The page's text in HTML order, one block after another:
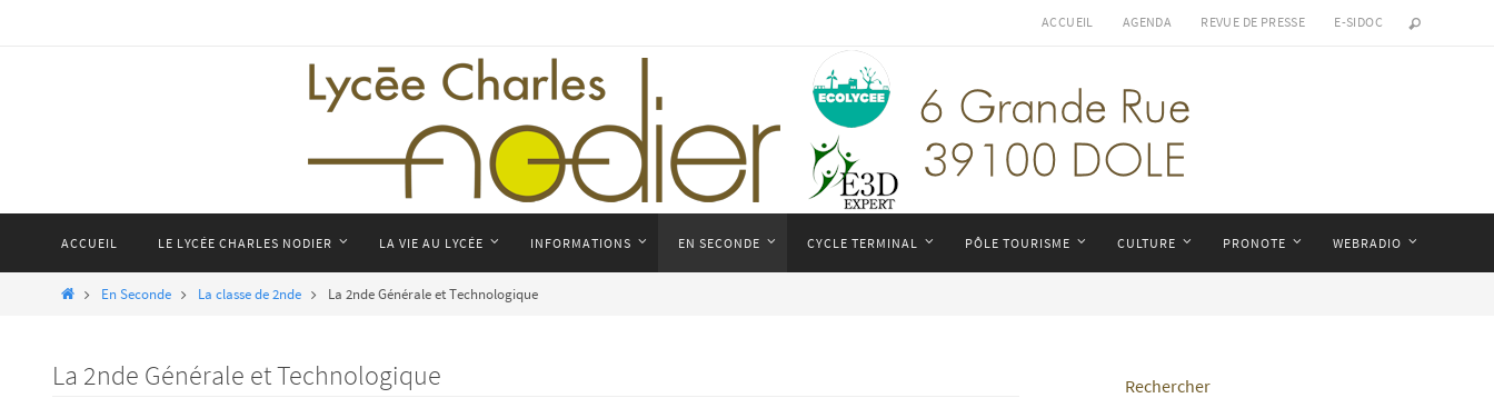
ACCUEIL AGENDA REVUE DE PRESSE E-SIDOC
ACCUEIL LE LYCÉE CHARLES NODIER LA VIE AU LYCÉE INFORMATIONS EN SECONDE CYCLE TERMINAL PÔLE TOURISME CULTURE PRONOTE WEBRADIO
HomeEn Seconde La classe de 2nde La 2nde Générale et Technologique
La 2nde Générale et Technologique Rechercher